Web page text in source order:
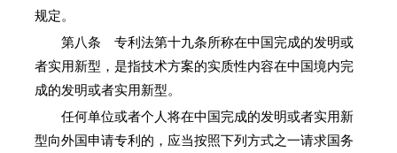
规定。
第八条 专利法第十九条所称在中国完成的发明或
者实用新型，是指技术方案的实质性内容在中国境内完
成的发明或者实用新型。
任何单位或者个人将在中国完成的发明或者实用新
型向外国申请专利的，应当按照下列方式之一请求国务